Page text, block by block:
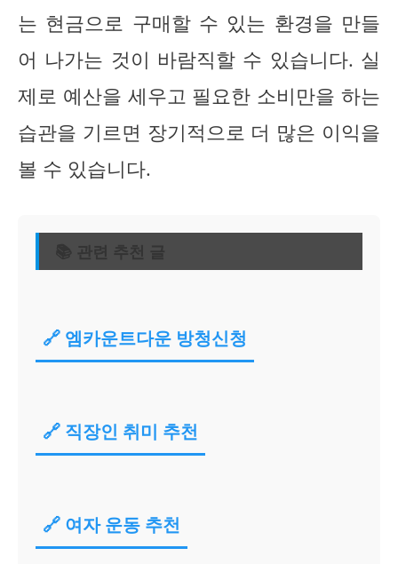
는 현금으로 구매할 수 있는 환경을 만들
어 나가는 것이 바람직할 수 있습니다. 실
제로 예산을 세우고 필요한 소비만을 하는
습관을 기르면 장기적으로 더 많은 이익을
볼 수 있습니다.
📚 관련 추천 글
🔗 엠카운트다운 방청신청
🔗 직장인 취미 추천
🔗 여자 운동 추천